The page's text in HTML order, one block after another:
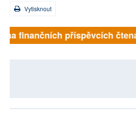
Vytisknout
finančních příspěvcích